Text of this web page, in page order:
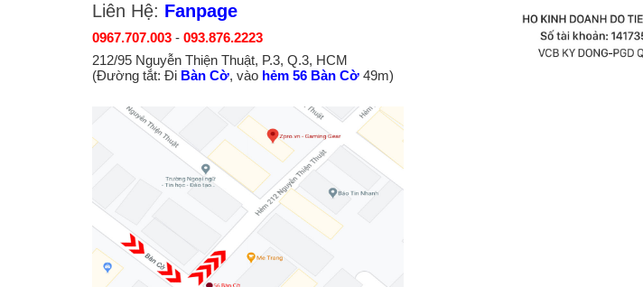
Liên Hệ: Fanpage
0967.707.003 - 093.876.2223
212/95 Nguyễn Thiện Thuật, P.3, Q.3, HCM
(Đường tắt: Đi Bàn Cờ, vào hẻm 56 Bàn Cờ 49m)